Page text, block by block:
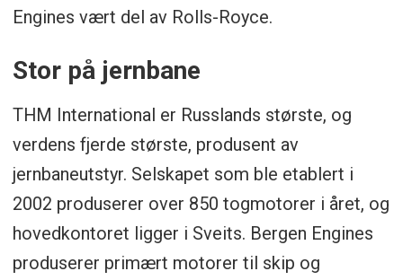
Engines vært del av Rolls-Royce.
Stor på jernbane
THM International er Russlands største, og
verdens fjerde største, produsent av
jernbaneutstyr. Selskapet som ble etablert i
2002 produserer over 850 togmotorer i året, og
hovedkontoret ligger i Sveits. Bergen Engines
produserer primært motorer til skip og